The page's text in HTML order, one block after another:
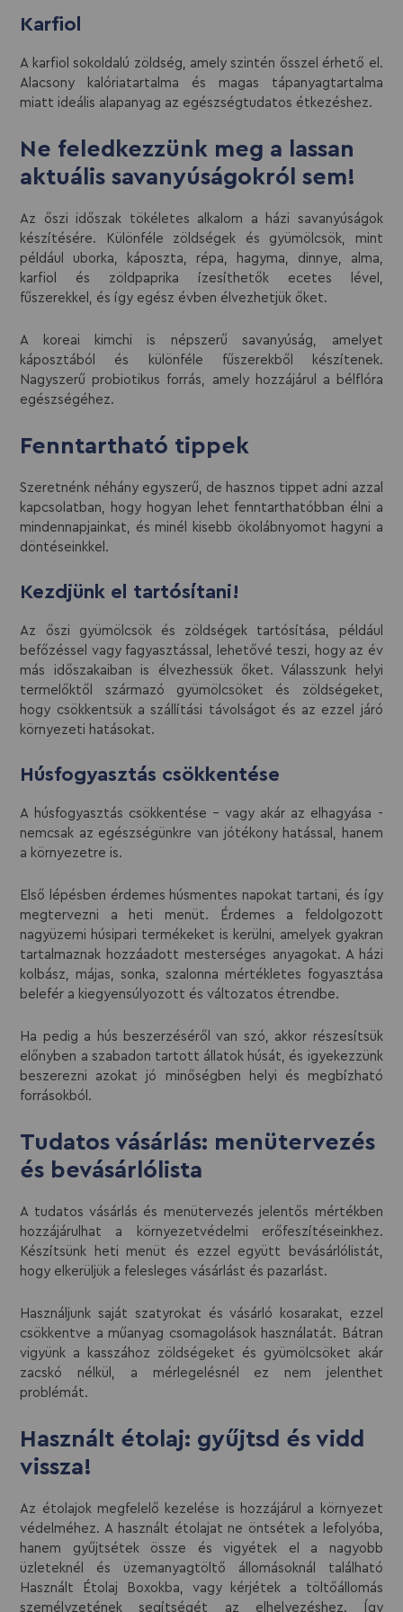
Karfiol
A karfiol sokoldalú zöldség, amely szintén ősszel érhető el.
Alacsony kalóriatartalma és magas tápanyagtartalma
miatt ideális alapanyag az egészségtudatos étkezéshez.
Ne feledkezzünk meg a lassan
aktuális savanyúságokról sem!
Az őszi időszak tökéletes alkalom a házi savanyúságok
készítésére. Különféle zöldségek és gyümölcsök, mint
például uborka, káposzta, répa, hagyma, dinnye, alma,
karfiol és zöldpaprika ízesíthetők ecetes lével,
fűszerekkel, és így egész évben élvezhetjük őket.
A koreai kimchi is népszerű savanyúság, amelyet
káposztából és különféle fűszerekből készítenek.
Nagyszerű probiotikus forrás, amely hozzájárul a bélflóra
egészségéhez.
Fenntartható tippek
Szeretnénk néhány egyszerű, de hasznos tippet adni azzal
kapcsolatban, hogy hogyan lehet fenntarthatóbban élni a
mindennapjainkat, és minél kisebb ökolábnyomot hagyni a
döntéseinkkel.
Kezdjünk el tartósítani!
Az őszi gyümölcsök és zöldségek tartósítása, például
befőzéssel vagy fagyasztással, lehetővé teszi, hogy az év
más időszakaiban is élvezhessük őket. Válasszunk helyi
termelőktől származó gyümölcsöket és zöldségeket,
hogy csökkentsük a szállítási távolságot és az ezzel járó
környezeti hatásokat.
Húsfogyasztás csökkentése
A húsfogyasztás csökkentése – vagy akár az elhagyása -
nemcsak az egészségünkre van jótékony hatással, hanem
a környezetre is.
Első lépésben érdemes húsmentes napokat tartani, és így
megtervezni a heti menüt. Érdemes a feldolgozott
nagyüzemi húsipari termékeket is kerülni, amelyek gyakran
tartalmaznak hozzáadott mesterséges anyagokat. A házi
kolbász, májas, sonka, szalonna mértékletes fogyasztása
belefér a kiegyensúlyozott és változatos étrendbe.
Ha pedig a hús beszerzéséről van szó, akkor részesítsük
előnyben a szabadon tartott állatok húsát, és igyekezzünk
beszerezni azokat jó minőségben helyi és megbízható
forrásokból.
Tudatos vásárlás: menütervezés
és bevásárlólista
A tudatos vásárlás és menütervezés jelentős mértékben
hozzájárulhat a környezetvédelmi erőfeszítéseinkhez.
Készítsünk heti menüt és ezzel együtt bevásárlólistát,
hogy elkerüljük a felesleges vásárlást és pazarlást.
Használjunk saját szatyrokat és vásárló kosarakat, ezzel
csökkentve a műanyag csomagolások használatát. Bátran
vigyünk a kasszához zöldségeket és gyümölcsöket akár
zacskó nélkül, a mérlegelésnél ez nem jelenthet
problémát.
Használt étolaj: gyűjtsd és vidd
vissza!
Az étolajok megfelelő kezelése is hozzájárul a környezet
védelméhez. A használt étolajat ne öntsétek a lefolyóba,
hanem gyűjtsétek össze és vigyétek el a nagyobb
üzleteknél és üzemanyagtöltő állomásoknál található
Használt Étolaj Boxokba, vagy kérjétek a töltőállomás
személyzetének segítségét az elhelyezéshez. Így